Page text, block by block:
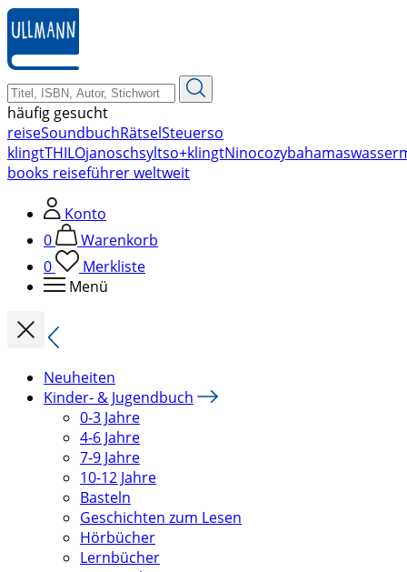
zum
Hauptinhalt
springen
häufig gesucht
reiseSoundbuchRätselSteuerso
klingtTHILOjanoschsyltso+klingtNinocozybahamas
books reiseführer weltweit
Konto
0
Warenkorb
0
Merkliste
Menü
Neuheiten
Kinder- & Jugendbuch
0-3 Jahre
4-6 Jahre
7-9 Jahre
10-12 Jahre
Basteln
Geschichten zum Lesen
Hörbücher
Lernbücher